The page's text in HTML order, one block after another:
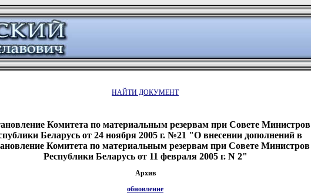
НАЙТИ ДОКУМЕНТ
Комитета по материальным резервам при Совете Министров
Беларусь от 24 ноября 2005 г. №21 "О внесении дополнений в
Комитета по материальным резервам при Совете Министров
Республики Беларусь от 11 февраля 2005 г. N 2"
Архив
обновление